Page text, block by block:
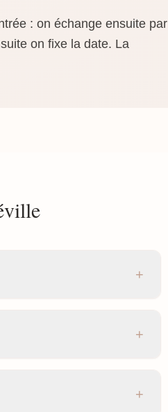
: on échange ensuite par
on fixe la date. La
+
+
+